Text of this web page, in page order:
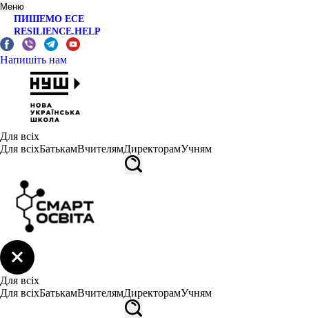
Меню
ПИШЕМО ЕСЕ
RESILIENCE.HELP
Напишіть нам
Для всіх
Для всіхБатькамВчителямДиректорамУчням
Для всіх
Для всіхБатькамВчителямДиректорамУчням